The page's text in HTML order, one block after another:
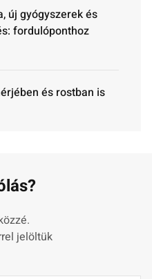
új gyógyszerek és
fordulóponthoz
és rostban is
jelöltük